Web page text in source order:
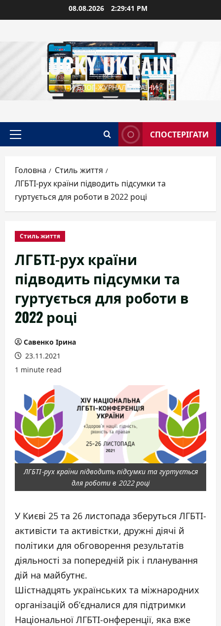
до
08.08.2026 2:29:42 PM
LUCKY UKRAINE
1-Й БЛОГ-ЖУРНАЛ УКРАЇНИ
Головне
СПОСТЕРІГАТИ
Головна
Стиль життя
ЛГБТІ-рух країни підводить підсумки та
гуртується для роботи в 2022 році
Стиль життя
ЛГБТІ-рух країни
підводить підсумки та
гуртується для роботи в
2022 році
Савенко Ірина
23.11.2021
1 minute read
ЛГБТІ-рух країни підводить підсумки та гуртується
для роботи в 2022 році
У Києві 25 та 26 листопада зберуться ЛГБТІ-
активісти та активістки, дружні діячі й
політики для обговорення результатів
діяльності за попередній рік і планування
дій на майбутнє.
Шістнадцять українських та міжнародних
організацій об’єдналися для підтримки
Національної ЛГБТІ-онференції, яка вже